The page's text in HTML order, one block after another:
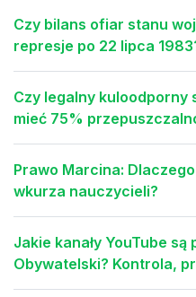
Czy bilans ofiar stanu
represje po 22 lipca
Czy legalny kuloodporny
mieć 75%
Prawo Marcina:
wkurza nauczycieli?
Jakie kanały YouTube
Obywatelski? Kontrola,